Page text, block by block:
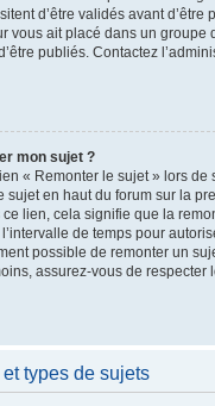
d’être validés avant d’être
vous ait placé dans un groupe
publiés. Contactez
mon sujet ?
« Remonter le sujet » lors de
sujet en haut du forum sur la
lien, cela signifie que la
de temps pour
possible de remonter un
assurez-vous de respecter
types de sujets